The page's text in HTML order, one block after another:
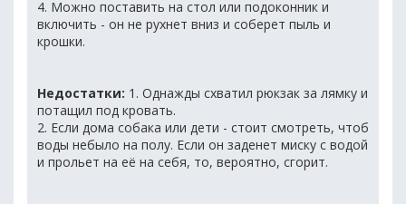
4. Можно поставить на стол или подоконник и
включить - он не рухнет вниз и соберет пыль и
крошки.
Недостатки: 1. Однажды схватил рюкзак за лямку и
потащил под кровать.
2. Если дома собака или дети - стоит смотреть, чтоб
воды небыло на полу. Если он заденет миску с водой
и прольет на её на себя, то, вероятно, сгорит.